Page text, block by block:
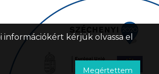
kérjük olvassa el
Megértettem